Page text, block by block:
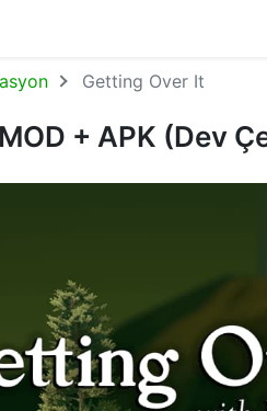
Getting Over It
+ APK (Dev